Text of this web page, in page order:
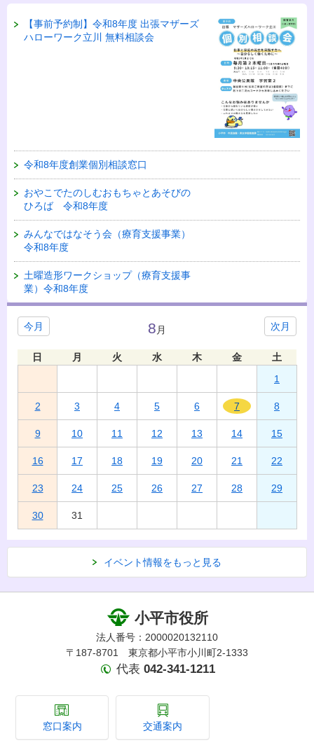
【事前予約制】令和8年度 出張マザーズ
ハローワーク立川 無料相談会
令和8年度創業個別相談窓口
おやこでたのしむおもちゃとあそびの
ひろば 令和8年度
みんなではなそう会（療育支援事業）
令和8年度
土曜造形ワークショップ（療育支援事
業）令和8年度
今月 次月
8月
日 月 火 水 木 金
土
1
2 3 4 5 6 7 8
9 10 11 12 13 14 15
16 17 18 19 20 21 22
23 24 25 26 27 28 29
30 31
イベント情報をもっと見る
小平市役所
法人番号：2000020132110
〒187-8701 東京都小平市小川町2-1333
代表 042-341-1211
窓口案内 交通案内